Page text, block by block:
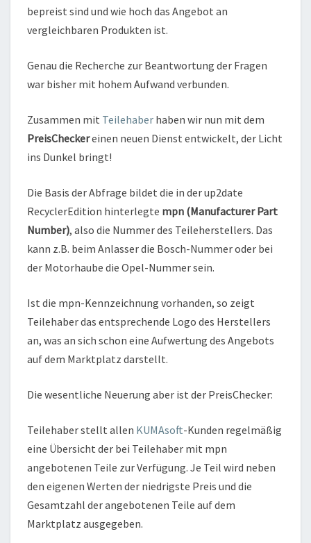
bepreist sind und wie hoch das Angebot an
vergleichbaren Produkten ist.
Genau die Recherche zur Beantwortung der Fragen
war bisher mit hohem Aufwand verbunden.
Zusammen mit Teilehaber haben wir nun mit dem
PreisCheckereinen neuen Dienst entwickelt, der Licht
ins Dunkel bringt!
Die Basis der Abfrage bildet die in der up2date
RecyclerEdition hinterlegte mpn (Manufacturer Part
Number), also die Nummer des Teileherstellers. Das
kann z.B. beim Anlasser die Bosch-Nummer oder bei
der Motorhaube die Opel-Nummer sein.
Ist die mpn-Kennzeichnung vorhanden, so zeigt
Teilehaber das entsprechende Logo des Herstellers
an, was an sich schon eine Aufwertung des Angebots
auf dem Marktplatz darstellt.
Die wesentliche Neuerung aber ist der PreisChecker:
Teilehaber stellt allen KUMAsoft-Kunden regelmäßig
eine Übersicht der bei Teilehaber mit mpn
angebotenen Teile zur Verfügung. Je Teil wird neben
den eigenen Werten der niedrigste Preis und die
Gesamtzahl der angebotenen Teile auf dem
Marktplatz ausgegeben.